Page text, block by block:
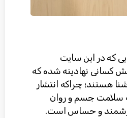
که در این سایت
کسانی نهادینه شده که
هستند؛ چراکه انتشار
سلامت جسم و روان
و حساس است.